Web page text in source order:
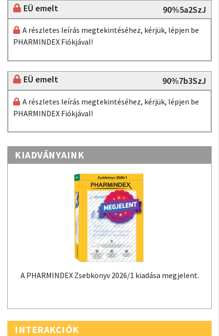
EÜ emelt 90%5a2SzJ
A részletes leírás megtekintéséhez, kérjük, lépjen be
PHARMINDEX Fiókjával!
EÜ emelt 90%7b3SzJ
A részletes leírás megtekintéséhez, kérjük, lépjen be
PHARMINDEX Fiókjával!
KIADVÁNYAINK
A PHARMINDEX Zsebkönyv 2026/1 kiadása megjelent.
INTERAKCIÓK